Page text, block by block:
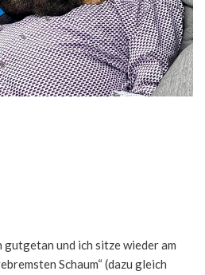
gutgetan und ich sitze wieder am
Schaum“ (dazu gleich